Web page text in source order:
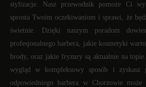
stylizacje. Nasz przewodnik pomoże Ci
sprosta Twoim oczekiwaniom i sprawi, że
świetnie. Dzięki naszym poradom
profesjonalnego barbera, jakie kosmetyki
brody, oraz jakie fryzury są aktualnie na
wygląd w kompleksowy sposób i zyskasz
odpowiedniego barbera w Chorzowie